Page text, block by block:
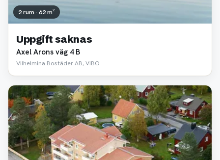
2 rum · 62 m²
Uppgift saknas
Axel Arons väg 4 B
Vilhelmina Bostäder AB, VIBO